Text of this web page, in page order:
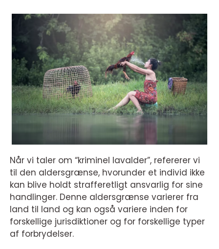
Når vi taler om “kriminel lavalder”, refererer vi
til den aldersgrænse, hvorunder et individ ikke
kan blive holdt strafferetligt ansvarlig for sine
handlinger. Denne aldersgrænse varierer fra
land til land og kan også variere inden for
forskellige jurisdiktioner og for forskellige typer
af forbrydelser.